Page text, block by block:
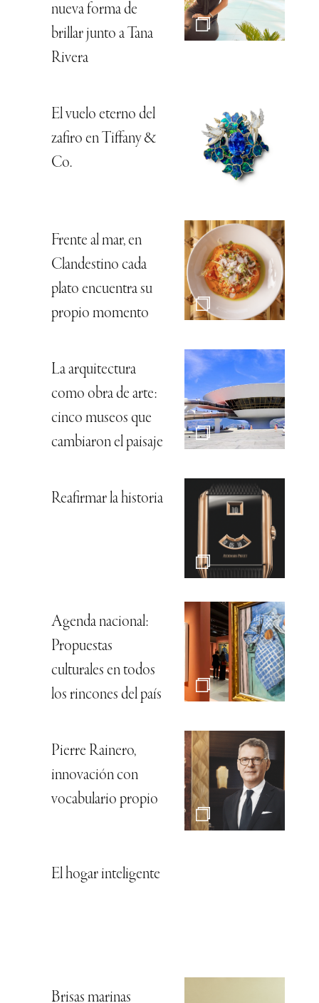
nueva forma de
brillar junto a Tana
Rivera
El vuelo eterno del
zafiro en Tiffany &
Co.
Frente al mar, en
Clandestino cada
plato encuentra su
propio momento
La arquitectura
como obra de arte:
cinco museos que
cambiaron el paisaje
Reafirmar la historia
Agenda nacional:
Propuestas
culturales en todos
los rincones del país
Pierre Rainero,
innovación con
vocabulario propio
El hogar inteligente
Brisas marinas